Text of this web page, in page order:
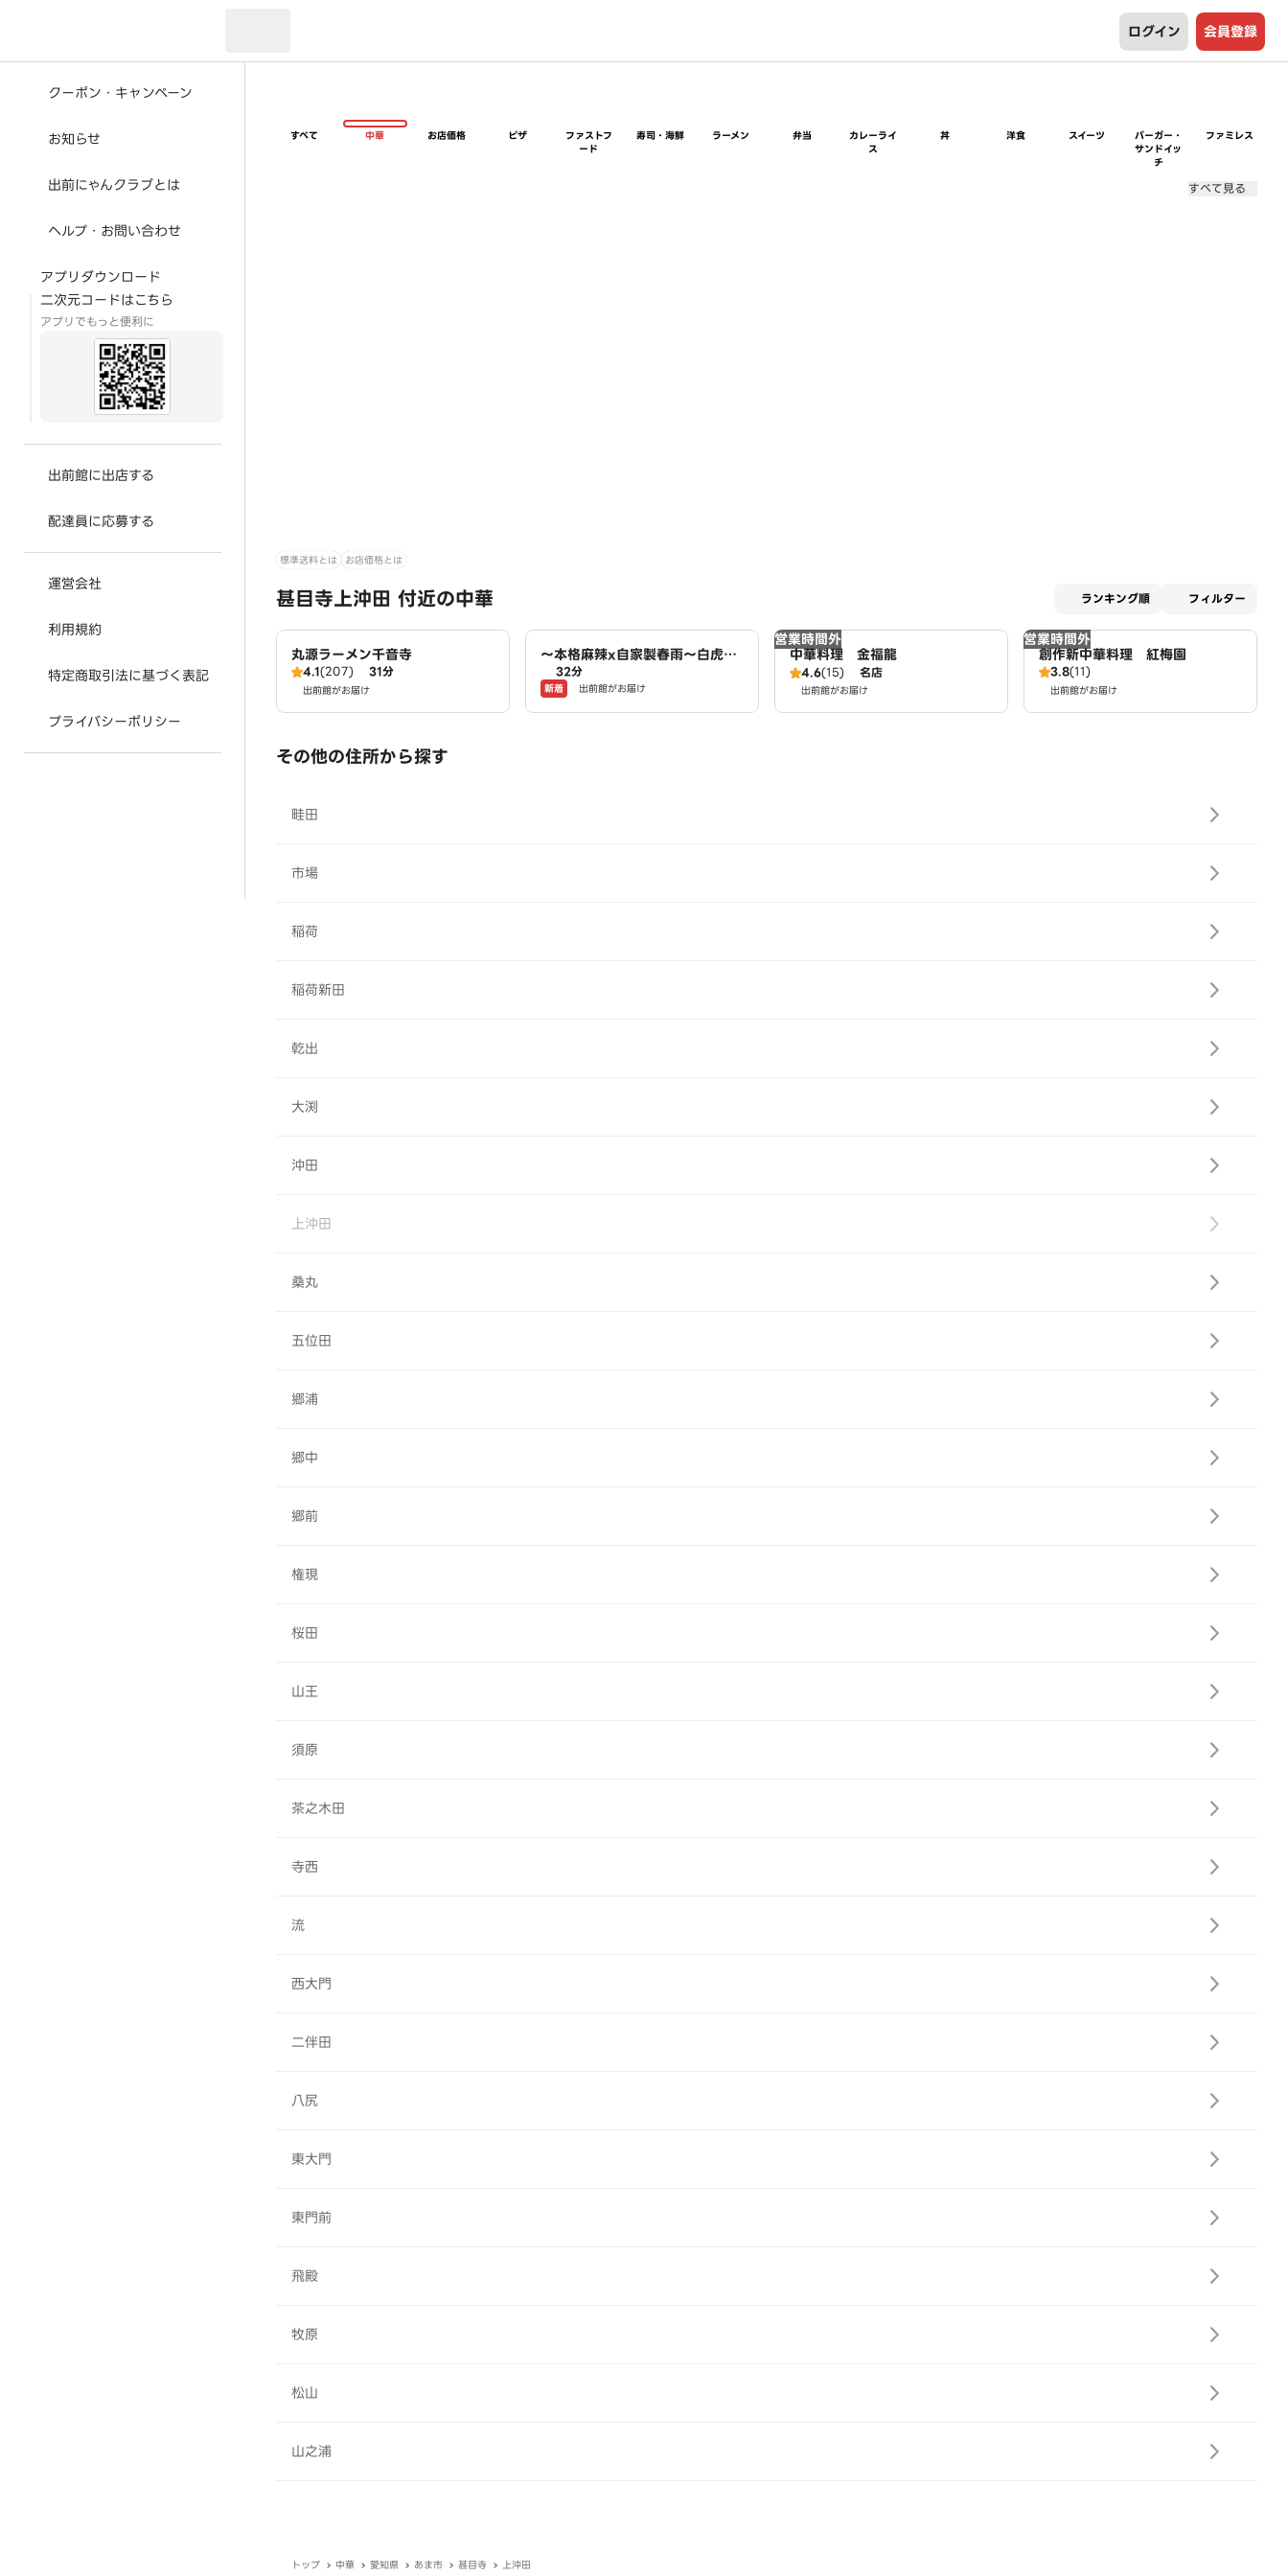
ログイン 会員登録
クーポン・キャンペーン
お知らせ
出前にゃんクラブとは
ヘルプ・お問い合わせ
アプリダウンロード
二次元コードはこちら
アプリでもっと便利に
出前館に出店する
配達員に応募する
運営会社
利用規約
特定商取引法に基づく表記
プライバシーポリシー
すべて 中華 お店価格 ピザ
ファストフ
ード
寿司・海鮮 ラーメン 弁当
カレーライ
ス
丼 洋食 スイーツ
バーガー・
サンドイッ
チ
ファミレス
すべて見る
標準送料とは お店価格とは
甚目寺上沖田 付近の中華 ランキング順 フィルター
丸源ラーメン千音寺
4.1(207) 31分
出前館がお届け
～本格麻辣x自家製春雨～白虎麻
辣湯 あま市店
32分
新着 出前館がお届け
営業時間外
中華料理 金福龍
4.6(15) 名店
出前館がお届け
営業時間外
創作新中華料理 紅梅園
3.8(11)
出前館がお届け
その他の住所から探す
畦田
市場
稲荷
稲荷新田
乾出
大渕
沖田
上沖田
桑丸
五位田
郷浦
郷中
郷前
権現
桜田
山王
須原
茶之木田
寺西
流
西大門
二伴田
八尻
東大門
東門前
飛殿
牧原
松山
山之浦
トップ 中華 愛知県 あま市 甚目寺 上沖田